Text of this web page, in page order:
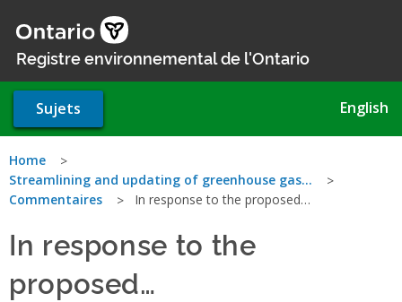
au
contenu
Registre environnemental de l'Ontario
Sujets English
Vous
êtes
ici
Home
Streamlining and updating of greenhouse gas…
Commentaires
In response to the proposed…
In response to the
proposed…